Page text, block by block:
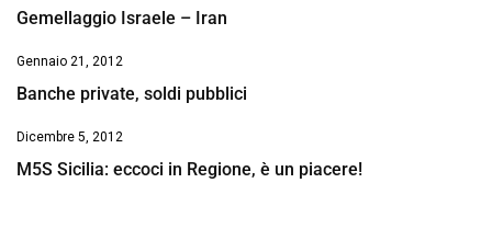
Gemellaggio Israele – Iran
Gennaio 21, 2012
Banche private, soldi pubblici
Dicembre 5, 2012
M5S Sicilia: eccoci in Regione, è un piacere!